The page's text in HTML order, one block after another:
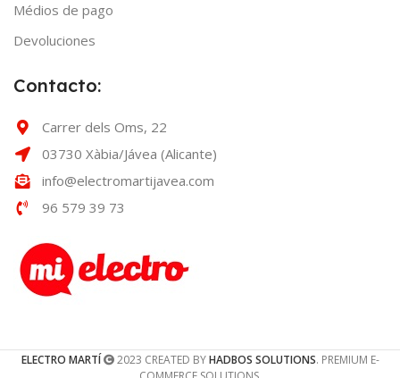
Médios de pago
Devoluciones
Contacto:
Carrer dels Oms, 22
03730 Xàbia/Jávea (Alicante)
info@electromartijavea.com
96 579 39 73
ELECTRO MARTÍ 2023 CREATED BYHADBOS SOLUTIONS. PREMIUM E-